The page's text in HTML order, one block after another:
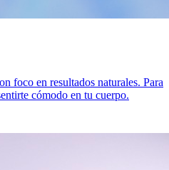
foco en resultados naturales. Para
cómodo en tu cuerpo.